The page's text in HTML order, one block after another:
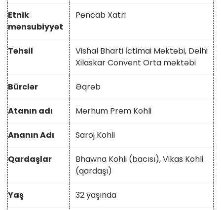
Etnik
mənsubiyyət
Pəncab Xatri
Təhsil
Vishal Bharti İctimai Məktəbi, Delhi
Xilaskar Convent Orta məktəbi
Bürclər Əqrəb
Atanın adı Mərhum Prem Kohli
Ananın Adı Saroj Kohli
Qardaşlar
Bhawna Kohli (bacısı), Vikas Kohli
(qardaşı)
Yaş 32 yaşında